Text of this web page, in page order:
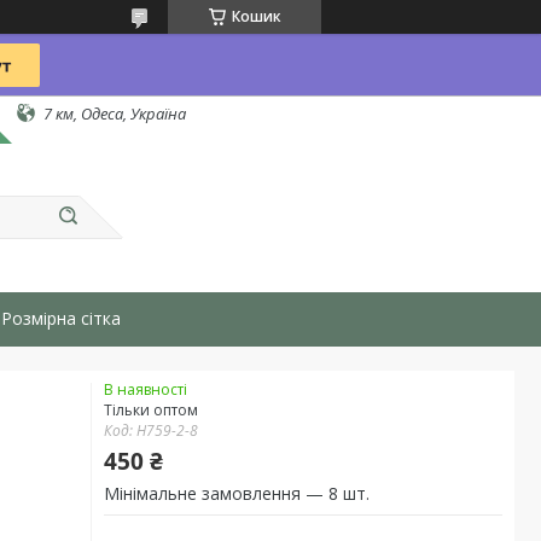
Кошик
7 км, Одеса, Україна
Розмірна сітка
В наявності
Тільки оптом
Код:H759-2-8
450 ₴
Мінімальне замовлення — 8 шт.